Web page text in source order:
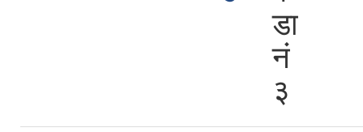
डा
न‍‌ं
३